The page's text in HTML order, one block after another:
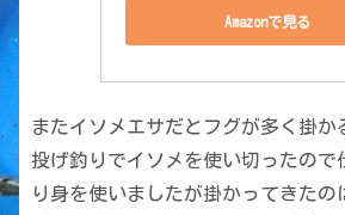
Amazonで見る
またイソメエサだとフグが多く掛か
投げ釣りでイソメを使い切ったので
り身を使いましたが掛かってきたの